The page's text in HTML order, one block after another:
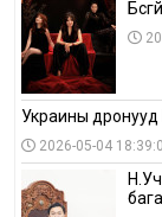
Украины дронууд
2026-05-04